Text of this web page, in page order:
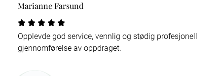
Marianne Farsund
Opplevde god service, vennlig og stødig profesjonell
gjennomførelse av oppdraget.